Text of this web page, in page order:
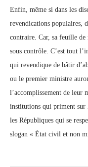
Enfin, même si dans les
revendications populaires,
contraire. Car, sa feuille de
sous contrôle. C’est tout
qui revendique de bâtir
ou le premier ministre
l’accomplissement de leur
institutions qui priment sur
les Républiques qui se
slogan « État civil et non